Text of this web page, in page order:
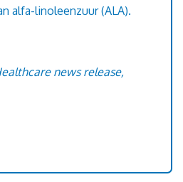
alfa-linoleenzuur (ALA).
news release,